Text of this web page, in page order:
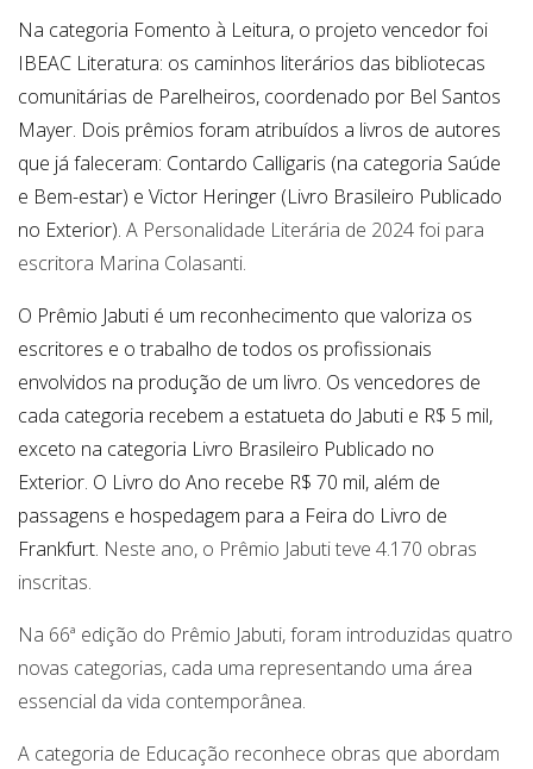
Na categoria Fomento à Leitura, o projeto vencedor foi
IBEAC Literatura: os caminhos literários das bibliotecas
comunitárias de Parelheiros, coordenado por Bel Santos
Mayer. Dois prêmios foram atribuídos a livros de autores
que já faleceram: Contardo Calligaris (na categoria Saúde
e Bem-estar) e Victor Heringer (Livro Brasileiro Publicado
no Exterior). A Personalidade Literária de 2024 foi para
escritora Marina Colasanti.
O Prêmio Jabuti é um reconhecimento que valoriza os
escritores e o trabalho de todos os profissionais
envolvidos na produção de um livro. Os vencedores de
cada categoria recebem a estatueta do Jabuti e R$ 5 mil,
exceto na categoria Livro Brasileiro Publicado no
Exterior. O Livro do Ano recebe R$ 70 mil, além de
passagens e hospedagem para a Feira do Livro de
Frankfurt. Neste ano, o Prêmio Jabuti teve 4.170 obras
inscritas.
Na 66ª edição do Prêmio Jabuti, foram introduzidas quatro
novas categorias, cada uma representando uma área
essencial da vida contemporânea.
A categoria de Educação reconhece obras que abordam